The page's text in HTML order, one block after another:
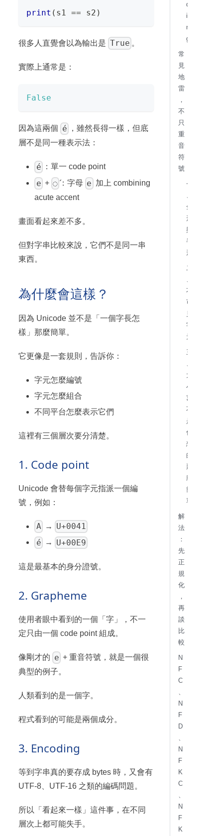
print ( s1 == s2 )
很多人直覺會以為輸出是 True 。
實際上通常是：
False
因為這兩個 é
，雖然長得一樣，但底
層不是同一種表示法：
é ：單一 code point
e + ◌́ ：字母 e 加上 combining
acute accent
畫面看起來差不多。
但對字串比較來說，它們不是同一串
東西。
為什麼會這樣？
因為 Unicode 並不是「一個字長怎
樣」那麼簡單。
它更像是一套規則，告訴你：
字元怎麼編號
字元怎麼組合
不同平台怎麼表示它們
這裡有三個層次要分清楚。
1. Code point
Unicode 會替每個字元指派一個編
號，例如：
A →
U+0041
é
→ U+00E9
這是最基本的身分證號。
2. Grapheme
使用者眼中看到的一個「字」，不一
定只由一個 code point 組成。
像剛才的 e + 重音符號，就是一個很
典型的例子。
人類看到的是一個字。
程式看到的可能是兩個成分。
3. Encoding
等到字串真的要存成 bytes 時，又會有
UTF-8、UTF-16 之類的編碼問題。
所以「看起來一樣」這件事，在不同
層次上都可能失手。
d
i
n
g
常
見
地
雷
，
不
只
重
音
符
號
一
、
全
形
與
半
形
二
、
不
可
見
字
元
三
、
大
小
寫
不
是
你
想
的
那
麼
簡
單
解
法
：
先
正
規
化
，
再
談
比
較
N
F
C
、
N
F
D
、
N
F
K
C
、
N
F
K